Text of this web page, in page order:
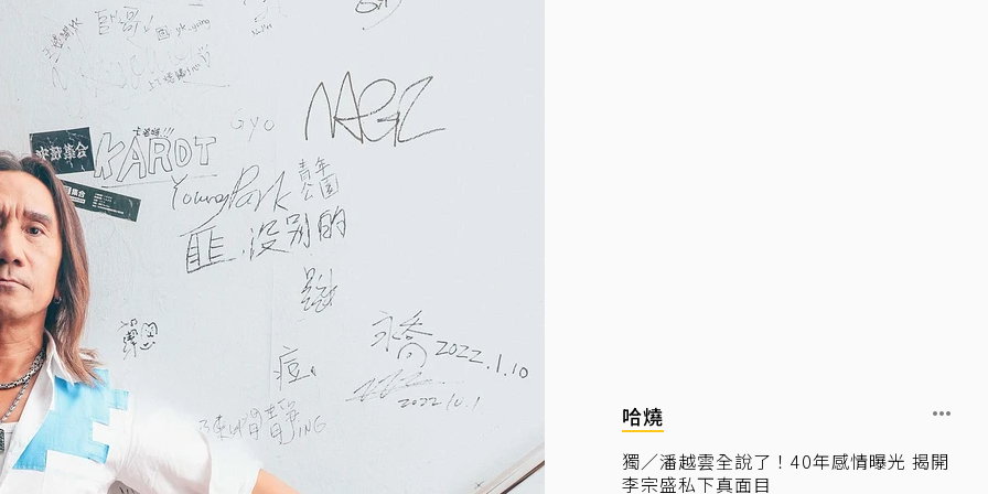
哈燒
獨／潘越雲全說了！40年感情曝光 揭開
李宗盛私下真面目